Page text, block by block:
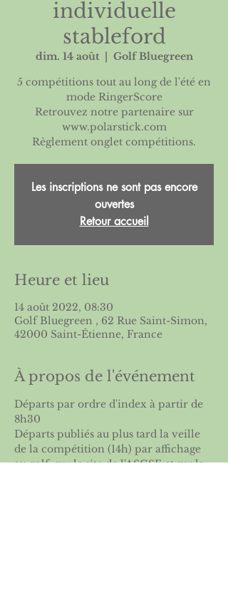
individuelle
stableford
dim. 14 août
  |
Golf Bluegreen
5 compétitions tout au long de l'été en
mode RingerScore
Retrouvez notre partenaire sur
www.polarstick.com
Règlement onglet compétitions.
Les inscriptions ne sont pas encore
ouvertes
Retour accueil
Heure et lieu
14 août 2022, 08:30
Golf Bluegreen , 62 Rue Saint-Simon,
42000 Saint-Étienne, France
À propos de l'événement
Départs par ordre d'index à partir de
8h30
Départs publiés au plus tard la veille
de la compétition (14h) par affichage
au golf, sur le site de l'ASGSE et sur la